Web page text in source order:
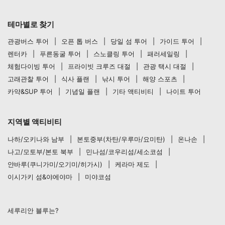
테마별로 찾기
관광버스 투어 오픈 톱 버스 당일 섬 투어
가이드 투어
렌터카
푸른동굴 투어 스노클링 투어
패러세일링
체험다이빙 투어
프라이빗 크루즈 대절
관광 택시 대절
고래관찰 투어
식사 플랜 낚시 투어
해양 스포츠
카약&SUP 투어
기념일 플랜 기타 액티비티 나이트 투어
지역별 액티비티
나하/오키나와 남부 본토중부(차탄/우루마/요미탄)
온나손
나고/모토부/본토 북부
민나섬/코우리섬/세소코섬
얀바루(쿠니가미/오기미/히가시)
케라마 제도
이시가키 섬&야에야마
미야코섬
세루리안 블루는?